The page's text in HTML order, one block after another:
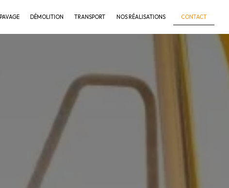
PAVAGE DÉMOLITION TRANSPORT NOS RÉALISATIONS CONTACT